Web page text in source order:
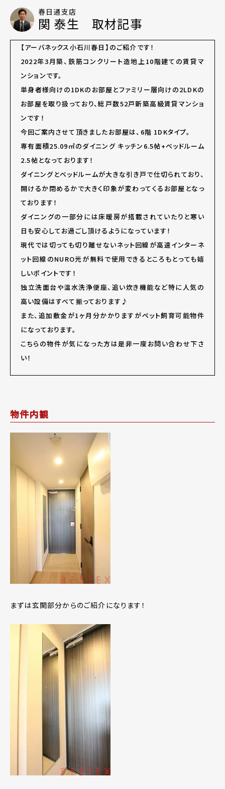
春日通支店
関 泰生 取材記事
【アーバネックス小石川春日】のご紹介です！
2022年3月築、鉄筋コンクリート造地上10階建ての賃貸マ
ンションです。
単身者様向けの1DKのお部屋とファミリー層向けの2LDKの
お部屋を取り扱っており、総戸数52戸新築高級賃貸マンショ
ンです！
今回ご案内させて頂きましたお部屋は、6階 1DKタイプ。
専有面積25.09㎡のダイニング キッチン6.5帖+ベッドルーム
2.5帖となっております！
ダイニングとベッドルームが大きな引き戸で仕切られており、
開けるか閉めるかで大きく印象が変わってくるお部屋となっ
ております！
ダイニングの一部分には床暖房が搭載されていたりと寒い
日も安心してお過ごし頂けるようになっています！
現代では切っても切り離せないネット回線が高速インターネ
ット回線のNURO光が無料で使用できるところもとっても嬉
しいポイントです！
独立洗面台や温水洗浄便座、追い炊き機能など特に人気の
高い設備はすべて揃っております♪
また、追加敷金が1ヶ月分かかりますがペット飼育可能物件
になっております。
こちらの物件が気になった方は是非一度お問い合わせ下さ
い！
物件内観
まずは玄関部分からのご紹介になります！